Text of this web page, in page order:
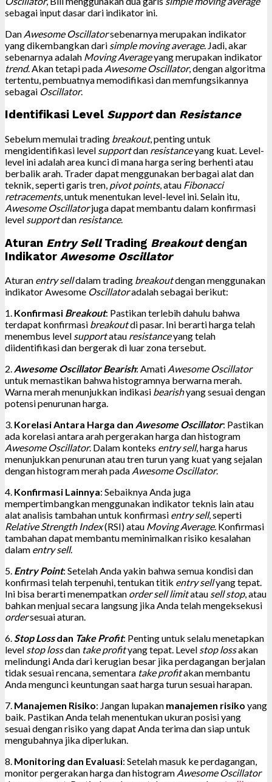
sebagai input dasar dari indikator ini.
Dan Awesome Oscillatorsebenarnya merupakan indikator
yang dikembangkan dari simple moving average. Jadi, akar
sebenarnya adalah Moving Averageyang merupakan indikator
trend. Akan tetapi pada Awesome Oscillator, dengan algoritma
tertentu, pembuatnya memodifikasi dan memfungsikannya
sebagai Oscillator.
Identifikasi Level Supportdan Resistance
Sebelum memulai trading breakout, penting untuk
mengidentifikasi level supportdan resistanceyang kuat. Level-
level ini adalah area kunci di mana harga sering berhenti atau
berbalik arah. Trader dapat menggunakan berbagai alat dan
teknik, seperti garis tren, pivot points, atau Fibonacci
retracements, untuk menentukan level-level ini. Selain itu,
Awesome Oscillatorjuga dapat membantu dalam konfirmasi
level supportdan resistance.
Aturan Entry SellTrading Breakoutdengan
Indikator Awesome Oscillator
Aturan entry selldalam trading breakoutdengan menggunakan
indikator Awesome Oscillatoradalah sebagai berikut:
1. Konfirmasi Breakout: Pastikan terlebih dahulu bahwa
terdapat konfirmasi breakoutdi pasar. Ini berarti harga telah
menembus level supportatau resistanceyang telah
diidentifikasi dan bergerak di luar zona tersebut.
2. Awesome Oscillator Bearish: Amati Awesome Oscillator
untuk memastikan bahwa histogramnya berwarna merah.
Warna merah menunjukkan indikasi bearishyang sesuai dengan
potensi penurunan harga.
3. Korelasi Antara Harga dan Awesome Oscillator: Pastikan
ada korelasi antara arah pergerakan harga dan histogram
Awesome Oscillator. Dalam konteks entry sell, harga harus
menunjukkan penurunan atau tren turun yang kuat yang sejalan
dengan histogram merah pada Awesome Oscillator.
4. Konfirmasi Lainnya: Sebaiknya Anda juga
mempertimbangkan menggunakan indikator teknis lain atau
alat analisis tambahan untuk konfirmasi entry sell, seperti
Relative Strength Index(RSI) atau Moving Average. Konfirmasi
tambahan dapat membantu meminimalkan risiko kesalahan
dalam entry sell.
5. Entry Point: Setelah Anda yakin bahwa semua kondisi dan
konfirmasi telah terpenuhi, tentukan titik entry sellyang tepat.
Ini bisa berarti menempatkan order sell limitatau sell stop, atau
bahkan menjual secara langsung jika Anda telah mengeksekusi
ordersesuai aturan.
6.Stop Lossdan Take Profit: Penting untuk selalu menetapkan
level stop lossdan take profityang tepat. Level stop lossakan
melindungi Anda dari kerugian besar jika perdagangan berjalan
tidak sesuai rencana, sementara take profitakan membantu
Anda mengunci keuntungan saat harga turun sesuai harapan.
7. Manajemen Risiko: Jangan lupakan manajemen risiko yang
baik. Pastikan Anda telah menentukan ukuran posisi yang
sesuai dengan risiko yang dapat Anda terima dan siap untuk
mengubahnya jika diperlukan.
8. Monitoring dan Evaluasi: Setelah masuk ke perdagangan,
monitor pergerakan harga dan histogram Awesome Oscillator